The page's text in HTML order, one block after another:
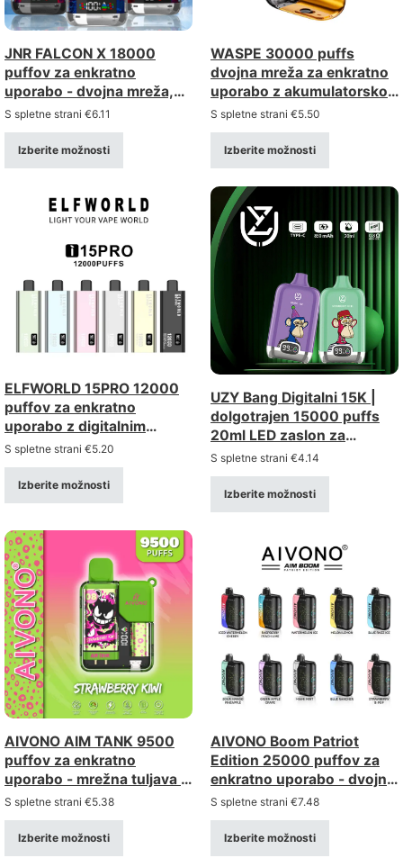
JNR FALCON X 18000
puffov za enkratno
uporabo - dvojna mreža,
nastavljiv pretok zraka,
digitalni zaslon
S spletne strani €6.11
Izberite možnosti
WASPE 30000 puffs
dvojna mreža za enkratno
uporabo z akumulatorsko
baterijo 850mah
S spletne strani €5.50
Izberite možnosti
ELFWORLD 15PRO 12000
puffov za enkratno
uporabo z digitalnim
zaslonom in nastavljivim
pretokom zraka
S spletne strani €5.20
Izberite možnosti
UZY Bang Digitalni 15K |
dolgotrajen 15000 puffs
20ml LED zaslon za
enkratno uporabo vape
S spletne strani €4.14
Izberite možnosti
AIVONO AIM TANK 9500
puffov za enkratno
uporabo - mrežna tuljava z
LCD zaslonom in otroško
ključavnico
S spletne strani €5.38
Izberite možnosti
AIVONO Boom Patriot
Edition 25000 puffov za
enkratno uporabo - dvojna
mreža z LCD zaslonom
S spletne strani €7.48
Izberite možnosti